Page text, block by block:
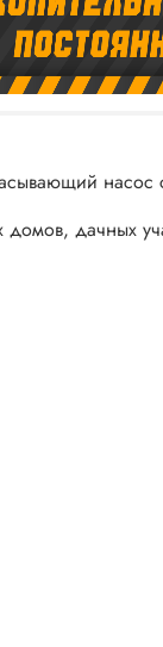
насос
дачных